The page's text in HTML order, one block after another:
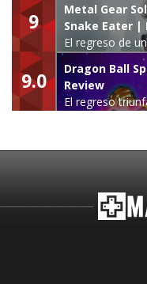
9
Metal Gear
Snake Eater |
El regreso de
leyenda
9.0
Dragon Ball
Review
El regreso